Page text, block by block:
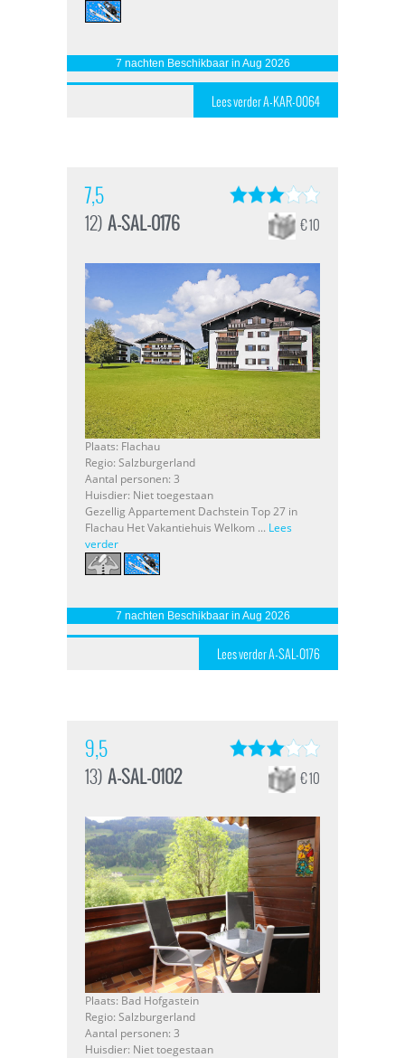
7 nachten Beschikbaar in Aug 2026
Lees verder A-KAR-0064
7,5
12) A-SAL-0176 € 10
Plaats: Flachau
Regio: Salzburgerland
Aantal personen: 3
Huisdier: Niet toegestaan
Gezellig Appartement Dachstein Top 27 in
Flachau Het Vakantiehuis Welkom ... Lees
verder
7 nachten Beschikbaar in Aug 2026
Lees verder A-SAL-0176
9,5
13) A-SAL-0102 € 10
Plaats: Bad Hofgastein
Regio: Salzburgerland
Aantal personen: 3
Huisdier: Niet toegestaan